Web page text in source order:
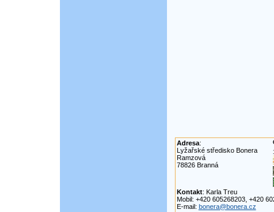
Adresa:
Lyžařské středisko Bonera
Ramzová
78826 Branná
Kontakt: Karla Treu
Mobil: +420 605268203, +420
E-mail: bonera@bonera.cz